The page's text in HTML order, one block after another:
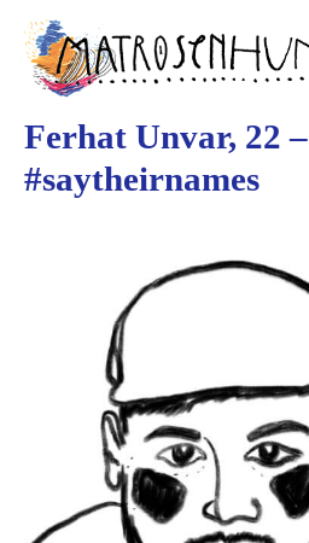
springen
Inhalt
springen
Ferhat Unvar, 22 –
#saytheirnames